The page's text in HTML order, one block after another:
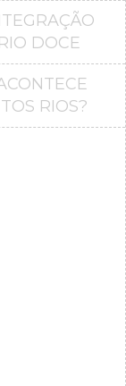
DOCE
RIOS?